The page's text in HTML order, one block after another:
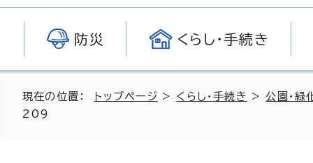
防災 くらし・手続き
現在の位置： トップページ > くらし・手続き >公園・緑
209